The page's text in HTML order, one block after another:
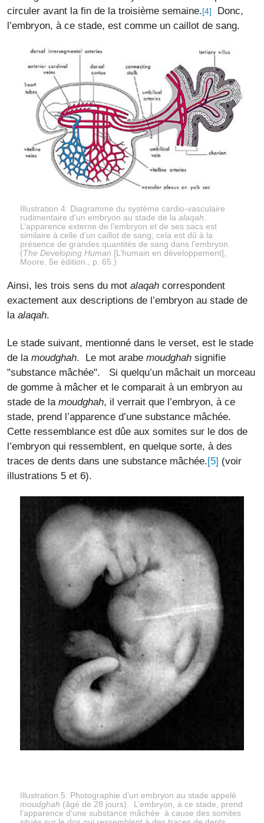
circuler avant la fin de la troisième semaine.[4]
Donc,
l’embryon, à ce stade, est comme un caillot de sang.
Illustration 4: Diagramme du système cardio-vasculaire
rudimentaire d’un embryon au stade de la alaqah
L’apparence externe de l’embryon et de ses sacs est
similaire à celle d’un caillot de sang; cela est dû à la
présence de grandes quantités de sang dans l’embryon.
(The Developing Human [L’humain en développement],
Moore, 5e édition., p. 65.)
Ainsi, les trois sens du mot alaqah correspondent
exactement aux descriptions de l’embryon au stade de
la alaqah.
Le stade suivant, mentionné dans le verset, est le stade
de la moudghah. Le mot arabe moudghah signifie
"substance mâchée". Si quelqu’un mâchait un morceau
de gomme à mâcher et le comparait à un embryon au
stade de la moudghah, il verrait que l’embryon, à ce
stade, prend l’apparence d’une substance mâchée.
Cette ressemblance est dûe aux somites sur le dos de
l’embryon qui ressemblent, en quelque sorte, à des
traces de dents dans une substance mâchée.[5] (voir
illustrations 5 et 6).
Illustration 5: Photographie d’un embryon au stade appelé
moudghah (âgé de 28 jours). L’embryon, à ce stade, prend
l’apparence d’une substance mâchée à cause des somites